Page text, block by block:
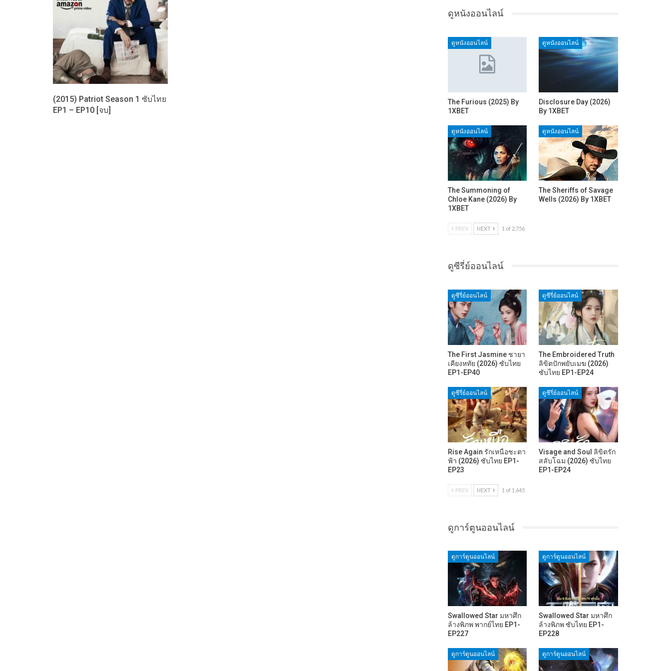
(2015) Patriot Season 1 ซับไทย
EP1 – EP10 [จบ]
ดูหนังออนไลน์
ดูหนังออนไลน์
The Furious (2025) By
1XBET
ดูหนังออนไลน์
Disclosure Day (2026)
By 1XBET
ดูหนังออนไลน์
The Summoning of
Chloe Kane (2026) By
1XBET
ดูหนังออนไลน์
The Sheriffs of Savage
Wells (2026) By 1XBET
PREV NEXT 1 of 2,756
ดูซีรี่ย์ออนไลน์
ดูซีรี่ย์ออนไลน์
The First Jasmine ชายา
เคียงหทัย (2026) ซับไทย
EP1-EP40
ดูซีรี่ย์ออนไลน์
The Embroidered Truth
ลิขิตปักพยับเมฆ (2026)
ซับไทย EP1-EP24
ดูซีรี่ย์ออนไลน์
Rise Again รักเหนือชะตา
ฟ้า (2026) ซับไทย EP1-
EP23
ดูซีรี่ย์ออนไลน์
Visage and Soul ลิขิตรัก
สลับโฉม (2026) ซับไทย
EP1-EP24
PREV NEXT 1 of 1,645
ดูการ์ตูนออนไลน์
ดูการ์ตูนออนไลน์
Swallowed Star มหาศึก
ล้างพิภพ พากย์ไทย EP1-
EP227
ดูการ์ตูนออนไลน์
Swallowed Star มหาศึก
ล้างพิภพ ซับไทย EP1-
EP228
ดูการ์ตูนออนไลน์ ดูการ์ตูนออนไลน์